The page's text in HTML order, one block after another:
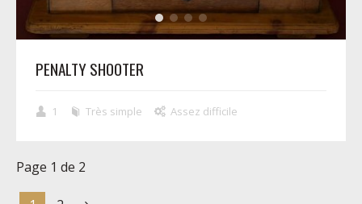
PENALTY SHOOTER
1 Très simple Assez difficile
Page 1 de 2